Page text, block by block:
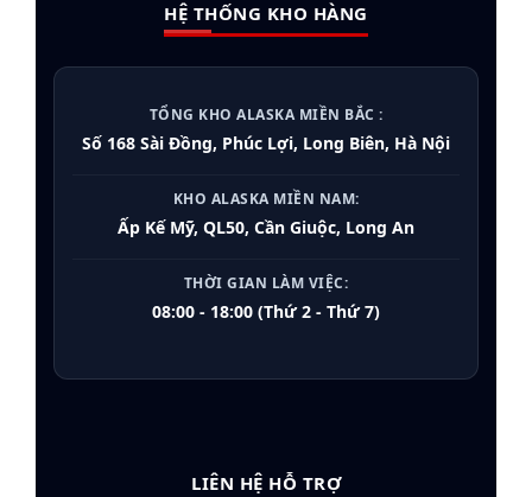
HỆ THỐNG KHO HÀNG
TỔNG KHO ALASKA MIỀN BẮC :
Số 168 Sài Đồng, Phúc Lợi, Long Biên, Hà Nội
KHO ALASKA MIỀN NAM:
Ấp Kế Mỹ, QL50, Cần Giuộc, Long An
THỜI GIAN LÀM VIỆC:
08:00 - 18:00 (Thứ 2 - Thứ 7)
LIÊN HỆ HỖ TRỢ